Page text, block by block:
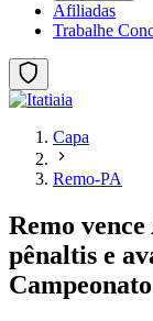
Afiliadas
Trabalhe
Capa
Remo-PA
Remo
pênaltis e